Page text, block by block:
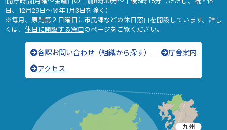
日、12月29日～翌年1月3日を除く）
※毎月、原則第２日曜日に市民課などの休日窓口を開設しています。詳し
くは、 休日に開設する窓口のページをご覧ください。
各課お問い合わせ（組織から探す）
庁舎案内
アクセス